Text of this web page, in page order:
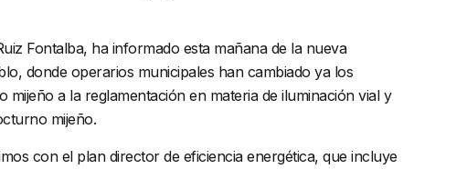
Fontalba, ha informado esta mañana de la nueva
donde operarios municipales han cambiado ya los
a la reglamentación en materia de iluminación vial y
mijeño.
con el plan director de eficiencia energética, que incluye